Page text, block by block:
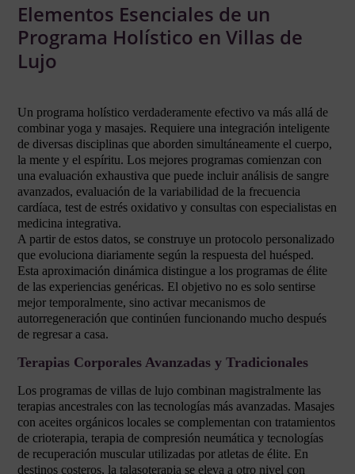
Elementos Esenciales de un
Programa Holístico en Villas de
Lujo
Un programa holístico verdaderamente efectivo va más allá de
combinar yoga y masajes. Requiere una integración inteligente
de diversas disciplinas que aborden simultáneamente el cuerpo,
la mente y el espíritu. Los mejores programas comienzan con
una evaluación exhaustiva que puede incluir análisis de sangre
avanzados, evaluación de la variabilidad de la frecuencia
cardíaca, test de estrés oxidativo y consultas con especialistas en
medicina integrativa.
A partir de estos datos, se construye un protocolo personalizado
que evoluciona diariamente según la respuesta del huésped.
Esta aproximación dinámica distingue a los programas de élite
de las experiencias genéricas. El objetivo no es solo sentirse
mejor temporalmente, sino activar mecanismos de
autorregeneración que continúen funcionando mucho después
de regresar a casa.
Terapias Corporales Avanzadas y Tradicionales
Los programas de villas de lujo combinan magistralmente las
terapias ancestrales con las tecnologías más avanzadas. Masajes
con aceites orgánicos locales se complementan con tratamientos
de crioterapia, terapia de compresión neumática y tecnologías
de recuperación muscular utilizadas por atletas de élite. En
destinos costeros, la talasoterapia se eleva a otro nivel con